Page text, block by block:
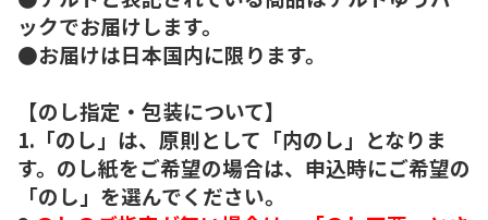
ックでお届けします。
●お届けは日本国内に限ります。
【のし指定・包装について】
1.「のし」は、原則として「内のし」となりま
す。のし紙をご希望の場合は、申込時にご希望の
「のし」を選んでください。